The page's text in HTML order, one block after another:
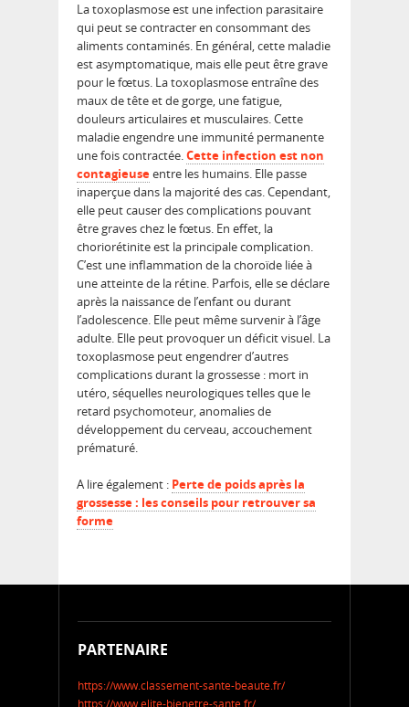
La toxoplasmose est une infection parasitaire
qui peut se contracter en consommant des
aliments contaminés. En général, cette maladie
est asymptomatique, mais elle peut être grave
pour le fœtus. La toxoplasmose entraîne des
maux de tête et de gorge, une fatigue,
douleurs articulaires et musculaires. Cette
maladie engendre une immunité permanente
une fois contractée.Cette infection est non
contagieuseentre les humains. Elle passe
inaperçue dans la majorité des cas. Cependant,
elle peut causer des complications pouvant
être graves chez le fœtus. En effet, la
choriorétinite est la principale complication.
C’est une inflammation de la choroïde liée à
une atteinte de la rétine. Parfois, elle se déclare
après la naissance de l’enfant ou durant
l’adolescence. Elle peut même survenir à l’âge
adulte. Elle peut provoquer un déficit visuel. La
toxoplasmose peut engendrer d’autres
complications durant la grossesse : mort in
utéro, séquelles neurologiques telles que le
retard psychomoteur, anomalies de
développement du cerveau, accouchement
prématuré.
A lire également : Perte de poids après la
grossesse : les conseils pour retrouver sa
forme
PARTENAIRE
https://www.classement-sante-beaute.fr/